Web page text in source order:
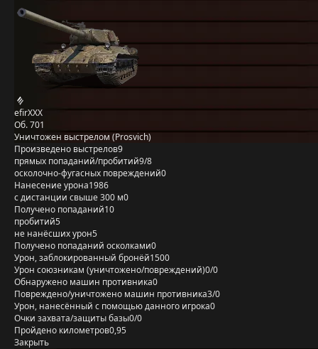
efirXXX
Об. 701
Уничтожен выстрелом (Prosvich)
Произведено выстрелов9
прямых попаданий/пробитий9/8
осколочно-фугасных повреждений0
Нанесение урона1986
с дистанции свыше 300 м0
Получено попаданий10
пробитий5
не нанёсших урон5
Получено попаданий осколками0
Урон, заблокированный бронёй1500
Урон союзникам (уничтожено/повреждений)0/0
Обнаружено машин противника0
Повреждено/уничтожено машин противника3/0
Урон, нанесённый с помощью данного игрока0
Очки захвата/защиты базы0/0
Пройдено километров0,95
Закрыть